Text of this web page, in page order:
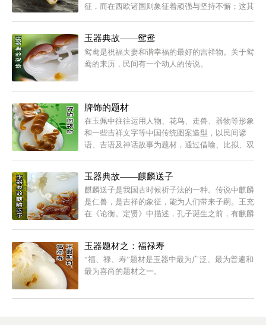
征，而在西欧诸国则象征着顽强与坚持不懈；这其
玉器典故——鸳鸯
鸳鸯是祝福夫妻和谐幸福的最好的吉祥物。关于鸳
鸯的来历，民间有一个动人的传说。
牌饰的题材
在玉佩中往往运用人物、花鸟、走兽、器物等形象
和一些吉祥文字等中国传统图案造型，以民间谚
语、吉语及神话故事为题材，通过借喻、比拟、双
求向往。
玉器典故——麒麟送子
麒麟送子是我国古时候祈子法的一种。传说中麒麟
是仁兽，是吉祥的象征，能为人们带来子嗣。王充
在《论衡。定贤》中描述，孔子诞生之前，有麒麟
玉器题材之：福禄寿
“福、禄、寿”题材是玉器中最为广泛、最为普遍和
最为喜尚的题材之一。